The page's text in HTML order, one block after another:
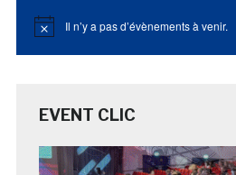
Notice Il n’y a pas d’évènements à venir.
EVENT CLIC